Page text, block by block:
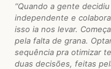
“Quando a gente
independente e
isso ia nos levar.
pela falta de grana.
sequência pra otimizar
duas decisões, feitas